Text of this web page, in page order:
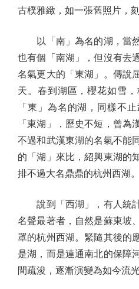
古樸雅緻，如一張舊照片，
以「南」為名的湖，當然
也有個「南湖」，但沒有去
名氣更大的「東湖」。傳說
天。春到湖區，櫻花如雪
「東」為名的湖，同樣不
「東湖」，歷史不短，曾為
不過和武漢東湖的名氣不能
的「湖」來比，紹興東湖的
排不過大名鼎鼎的杭州西湖。
說到「西湖」，有人統計
名聲最著者，自然是蘇東坡
罩的杭州西湖。緊隨其後的
是湖，而是連通南北的保障
間疏浚，逐漸演變為如今流